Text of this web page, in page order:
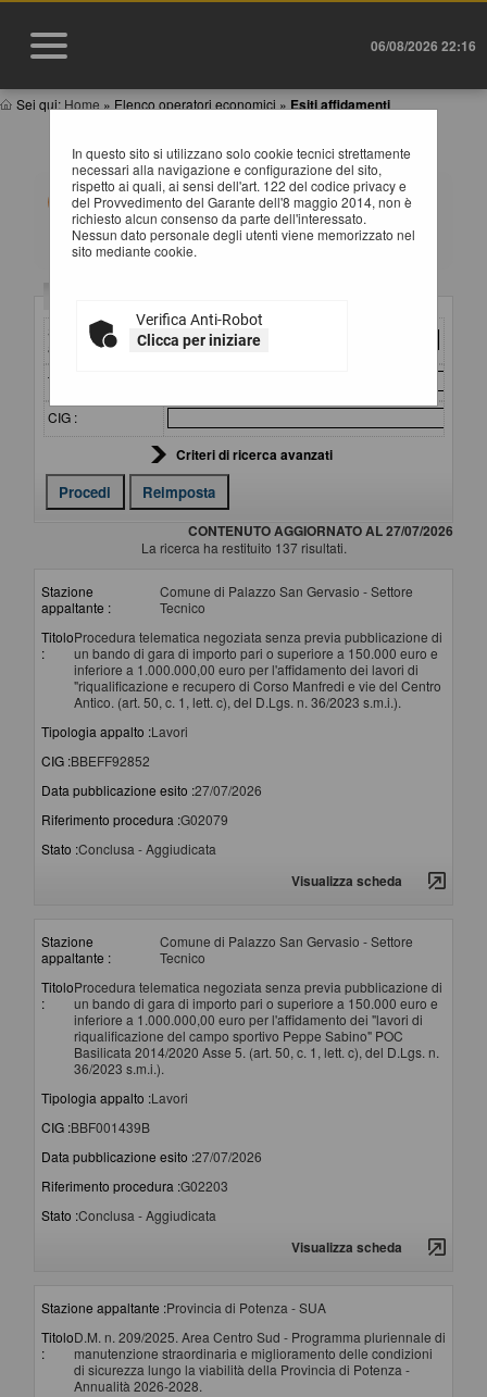
06/08/2026 22:16
Sei qui: Home » Elenco operatori economici » Esiti affidamenti
In questo sito si utilizzano solo cookie tecnici strettamente
necessari alla navigazione e configurazione del sito,
rispetto ai quali, ai sensi dell'art. 122 del codice privacy e
del Provvedimento del Garante dell'8 maggio 2014, non è
richiesto alcun consenso da parte dell'interessato.
Nessun dato personale degli utenti viene memorizzato nel
sito mediante cookie.
Verifica Anti-Robot
Clicca per iniziare
ESITI AFFIDAMENTI
All'interno di questa sezione è possibile consultare gli
esiti di gare, condotte mediante l'utilizzo di elenco
operatori economici secondo i tempi previsti dalla
normativa dei contratti.
Stazione
appaltante :
Titolo :
CIG :
Criteri di ricerca avanzati
CONTENUTO AGGIORNATO AL 27/07/2026
La ricerca ha restituito 137 risultati.
Stazione
appaltante :
Comune di Palazzo San Gervasio - Settore
Tecnico
Titolo
:
Procedura telematica negoziata senza previa pubblicazione di
un bando di gara di importo pari o superiore a 150.000 euro e
inferiore a 1.000.000,00 euro per l'affidamento dei lavori di
"riqualificazione e recupero di Corso Manfredi e vie del Centro
Antico. (art. 50, c. 1, lett. c), del D.Lgs. n. 36/2023 s.m.i.).
Tipologia appalto :Lavori
CIG :BBEFF92852
Data pubblicazione esito :27/07/2026
Riferimento procedura :G02079
Stato :Conclusa - Aggiudicata
Visualizza scheda
Stazione
appaltante :
Comune di Palazzo San Gervasio - Settore
Tecnico
Titolo
:
Procedura telematica negoziata senza previa pubblicazione di
un bando di gara di importo pari o superiore a 150.000 euro e
inferiore a 1.000.000,00 euro per l'affidamento dei "lavori di
riqualificazione del campo sportivo Peppe Sabino" POC
Basilicata 2014/2020 Asse 5. (art. 50, c. 1, lett. c), del D.Lgs. n.
36/2023 s.m.i.).
Tipologia appalto :Lavori
CIG :BBF001439B
Data pubblicazione esito :27/07/2026
Riferimento procedura :G02203
Stato :Conclusa - Aggiudicata
Visualizza scheda
Stazione appaltante :Provincia di Potenza - SUA
Titolo
:
D.M. n. 209/2025. Area Centro Sud - Programma pluriennale di
manutenzione straordinaria e miglioramento delle condizioni
di sicurezza lungo la viabilità della Provincia di Potenza -
Annualità 2026-2028.